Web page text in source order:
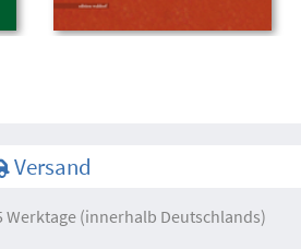
Versand
Werktage (innerhalb Deutschlands)